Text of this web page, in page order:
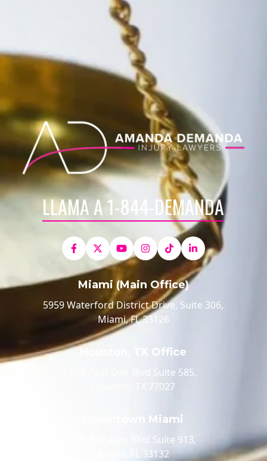
LLAMA A 1-844-DEMANDA
Miami (Main Office)
5959 Waterford District Drive, Suite 306,
Miami, FL 33126
Houston, TX Office
520 Post Oak Blvd Suite 585,
Houston, TX 77027
Downtown Miami
100 Biscayne Blvd Suite 913,
Miami, FL 33132